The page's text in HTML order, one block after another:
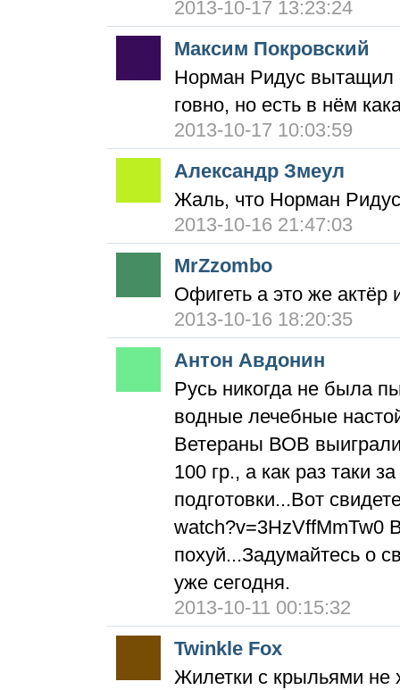
2013-10-17 13:23:24
Максим Покровский
Норман Ридус
говно, но есть в нём
2013-10-17 10:03:59
Александр Змеул
Жаль, что Норман
2013-10-16 21:47:03
MrZzombo
Офигеть а это же актёр
2013-10-16 18:20:35
Антон Авдонин
Русь никогда не была
водные лечебные
Ветераны ВОВ
100 гр., а как раз таки
подготовки...Вот
watch?v=3HzVffMmTw0
похуй...Задумайтесь о
уже сегодня.
2013-10-11 00:15:32
Twinkle Fox
Жилетки с крыльями не